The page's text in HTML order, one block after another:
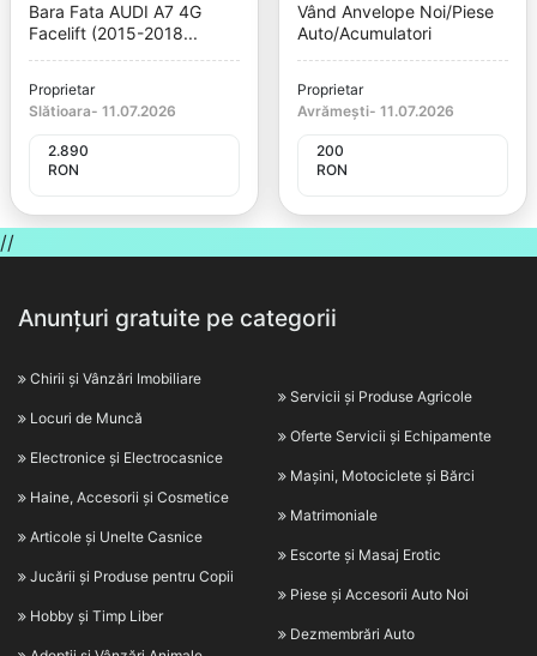
Bara Fata AUDI A7 4G
Facelift (2015-2018...
Proprietar
Slătioara- 11.07.2026
2.890
RON
Vând Anvelope Noi/piese
Auto/acumulatori
Proprietar
Avrămești- 11.07.2026
200
RON
//
Anunțuri gratuite pe categorii
Chirii și Vânzări Imobiliare
Locuri de Muncă
Electronice și Electrocasnice
Haine, Accesorii și Cosmetice
Articole și Unelte Casnice
Jucării și Produse pentru Copii
Hobby și Timp Liber
Servicii și Produse Agricole
Oferte Servicii și Echipamente
Mașini, Motociclete și Bărci
Matrimoniale
Escorte și Masaj Erotic
Piese și Accesorii Auto Noi
Dezmembrări Auto